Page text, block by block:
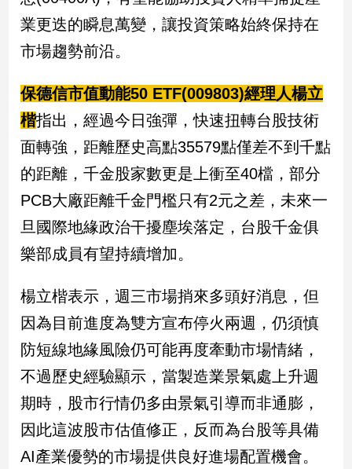
業更迭的瞬息萬變，讓投資策略始終保持在
市場趨勢前沿。
保德信市值動能50 ETF(009803)經理人楊立
楷指出，經過今日強彈，快速扭轉台股技術
面轉強，距離歷史高點35579點僅差不到千點
的距離，千金股家數更是上衝至40檔，部分
PCB大廠距離千金門檻只有2元之差，未來一
旦國際地緣政治干擾塵埃落定，台股千金俱
樂部成員有望持續增加。
楊立楷表示，週三市場捎來多頭好消息，但
因為目前進度為雙方宣布停火兩週，仍須慎
防短線地緣風險仍可能再度牽動市場情緒，
不過歷史經驗顯示，當製造業景氣處上升週
期時，股市行情仍多由景氣引導而非通膨，
因此這波股市估值修正，反而為台股等具備
AI產業優勢的市場提供良好進場配置機會。